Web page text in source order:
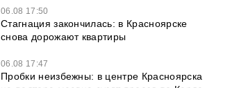
06.08 17:50
Стагнация закончилась: в Красноярске
снова дорожают квартиры
06.08 17:47
Пробки неизбежны: в центре Красноярска